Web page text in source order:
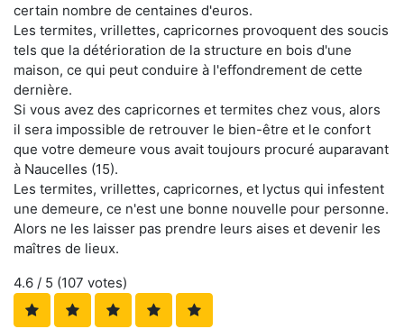
certain nombre de centaines d'euros.
Les termites, vrillettes, capricornes provoquent des soucis
tels que la détérioration de la structure en bois d'une
maison, ce qui peut conduire à l'effondrement de cette
dernière.
Si vous avez des capricornes et termites chez vous, alors
il sera impossible de retrouver le bien-être et le confort
que votre demeure vous avait toujours procuré auparavant
à Naucelles (15).
Les termites, vrillettes, capricornes, et lyctus qui infestent
une demeure, ce n'est une bonne nouvelle pour personne.
Alors ne les laisser pas prendre leurs aises et devenir les
maîtres de lieux.
4.6 / 5 (107 votes)